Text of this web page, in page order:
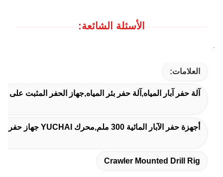
الأسئلة الشائعة:
العلامات:
آلة حفر آبار المياه,آلة حفر بئر المياه,جهاز الحفر المثبت على
أجهزة حفر الآبار المائية 300 ملم,محرك YUCHAI جهاز حفر الآبار,آلة حفر الآبار المائية بالديزل
Crawler Mounted Drill Rig